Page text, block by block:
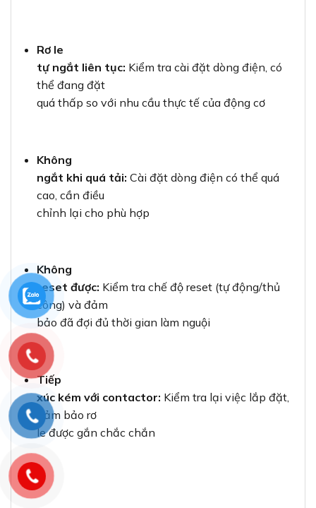
Rơ le
tự ngắt liên tục: Kiểm tra cài đặt dòng điện, có
thể đang đặt
quá thấp so với nhu cầu thực tế của động cơ
Không
ngắt khi quá tải: Cài đặt dòng điện có thể quá
cao, cần điều
chỉnh lại cho phù hợp
Không
reset được: Kiểm tra chế độ reset (tự động/thủ
công) và đảm
bảo đã đợi đủ thời gian làm nguội
Tiếp
xúc kém với contactor: Kiểm tra lại việc lắp đặt,
đảm bảo rơ
le được gắn chắc chắn